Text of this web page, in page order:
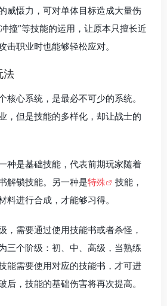
威慑力，可对单体目标造成大量伤
撞”等技能的运用，让原本只擅长近
击职业时也能够轻松应对。
法
核心系统，是最必不可少的系统。
，但是技能的多样化，却让战士的
种是基础技能，代表前期玩家随着
解锁技能。另一种是特殊
技能，
料进行合成，才能够习得。
，需要通过使用技能书或者杀怪，
三个阶级：初、中、高级，当熟练
能需要使用对应的技能书，才可进
后，技能的基础伤害将再次提高。